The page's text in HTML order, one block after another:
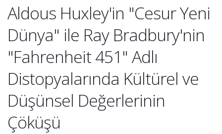
Aldous Huxley'in "Cesur Yeni
Dünya" ile Ray Bradbury'nin
"Fahrenheit 451" Adlı
Distopyalarında Kültürel ve
Düşünsel Değerlerinin
Çöküşü